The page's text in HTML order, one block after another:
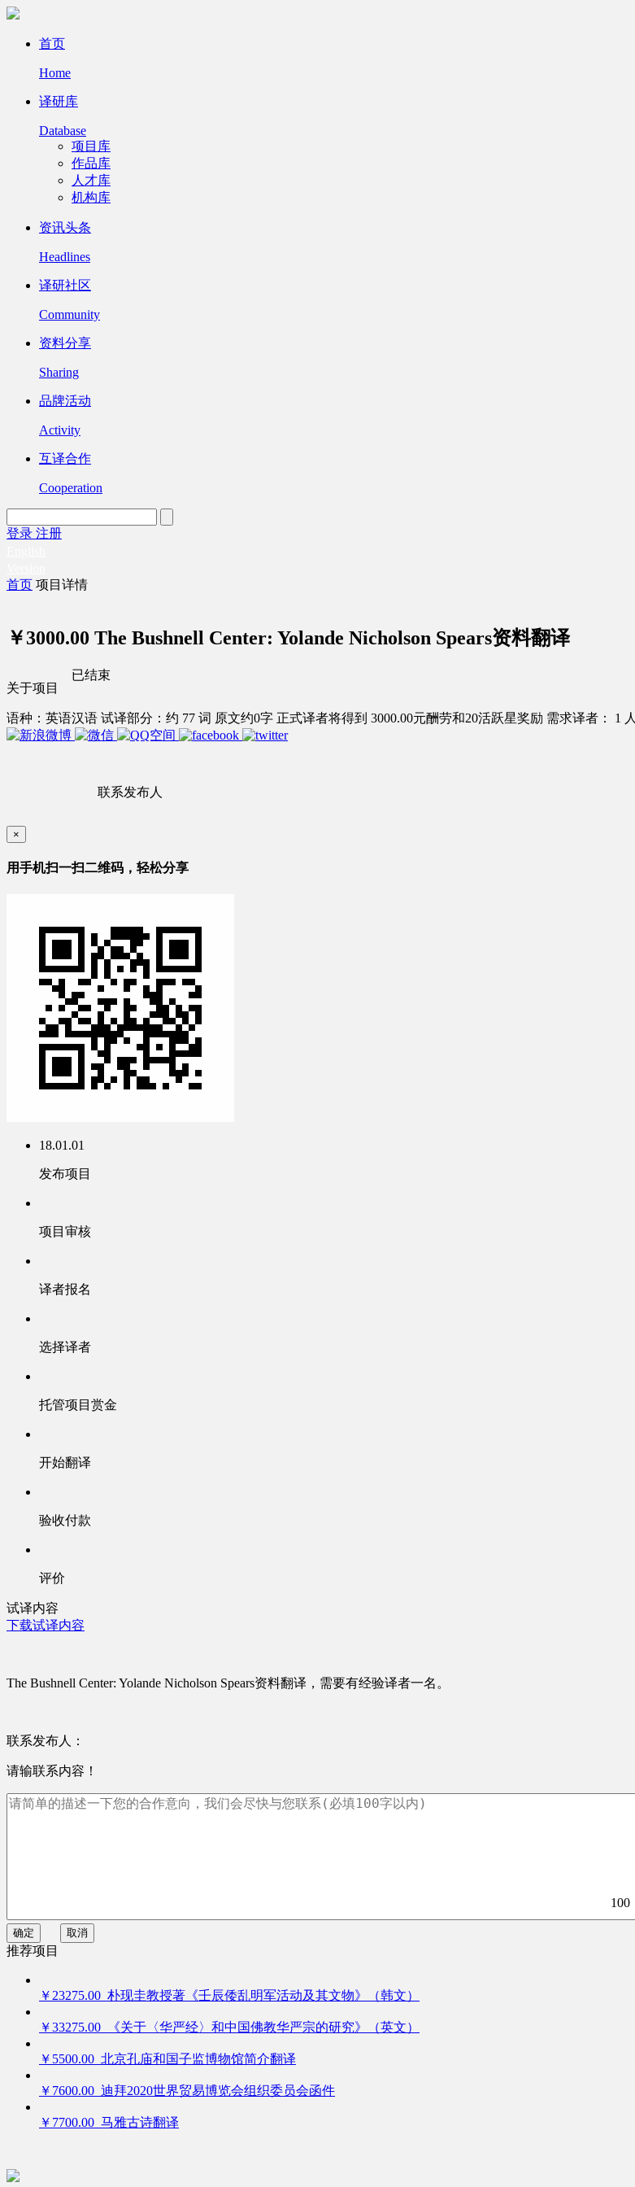
首页
Home
译研库
Database
项目库
作品库
人才库
机构库
资讯头条
Headlines
译研社区
Community
资料分享
Sharing
品牌活动
Activity
互译合作
Cooperation
登录 注册
首页 项目详情
￥3000.00 The Bushnell Center: Yolande Nicholson Spears资料翻译
关于项目
语种：英语汉语 试译部分：约 77 词 原文约0字 正式译者将得到 3000.00元酬劳和20活跃星奖励 需求译者： 1 人
联系发布人
已结束
×
用手机扫一扫二维码，轻松分享
18.01.01
发布项目
项目审核
译者报名
选择译者
托管项目赏金
开始翻译
验收付款
评价
试译内容
下载试译内容
The Bushnell Center: Yolande Nicholson Spears资料翻译，需要有经验译者一名。
联系发布人：
请输联系内容！
100
确定 取消
推荐项目
￥23275.00 朴现圭教授著《壬辰倭乱明军活动及其文物》（韩文）
￥33275.00 《关于〈华严经〉和中国佛教华严宗的研究》（英文）
￥5500.00 北京孔庙和国子监博物馆简介翻译
￥7600.00 迪拜2020世界贸易博览会组织委员会函件
￥7700.00 马雅古诗翻译